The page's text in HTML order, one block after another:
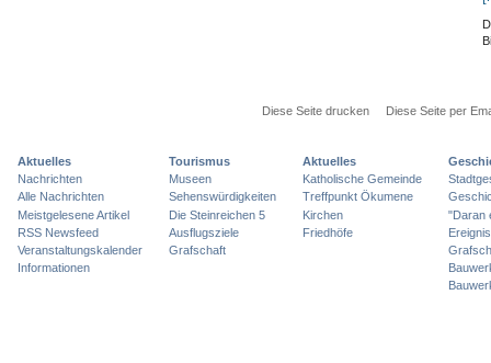
Diese Seite drucken Diese Seite per
Aktuelles
Nachrichten
Alle Nachrichten
Meistgelesene Artikel
RSS Newsfeed
Veranstaltungskalender
Informationen
Tourismus
Museen
Sehenswürdigkeiten
Die Steinreichen 5
Ausflugsziele
Grafschaft
Aktuelles
Katholische Gemeinde
Treffpunkt Ökumene
Kirchen
Friedhöfe
"Daran